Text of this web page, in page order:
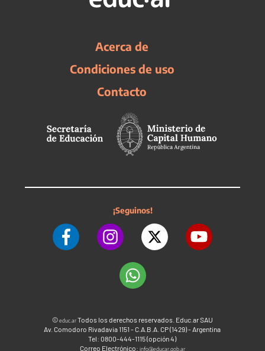
Acerca de
Condiciones de uso
Contacto
¡Seguinos!
©educ.arTodos los derechos reservados. Educ.ar SAU
Av. Comodoro Rivadavia 1151 - C.A.B.A. CP (1429) - Argentina
Tel: 0800-444-1115 (opción 4)
Correo Electrónico: info@educar.gob.ar